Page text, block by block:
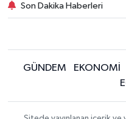
Son Dakika Haberleri
GÜNDEM EKONOMİ